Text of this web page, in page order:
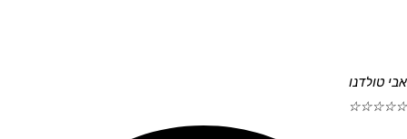
אבי טולדנו
☆
☆
☆
☆
☆